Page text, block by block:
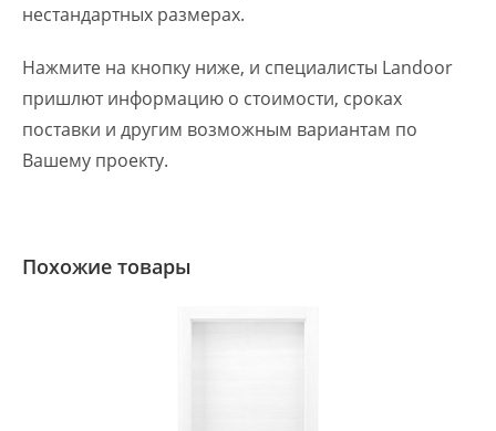
нестандартных размерах.
Нажмите на кнопку ниже, и специалисты Landoor
пришлют информацию о стоимости, сроках
поставки и другим возможным вариантам по
Вашему проекту.
Похожие товары